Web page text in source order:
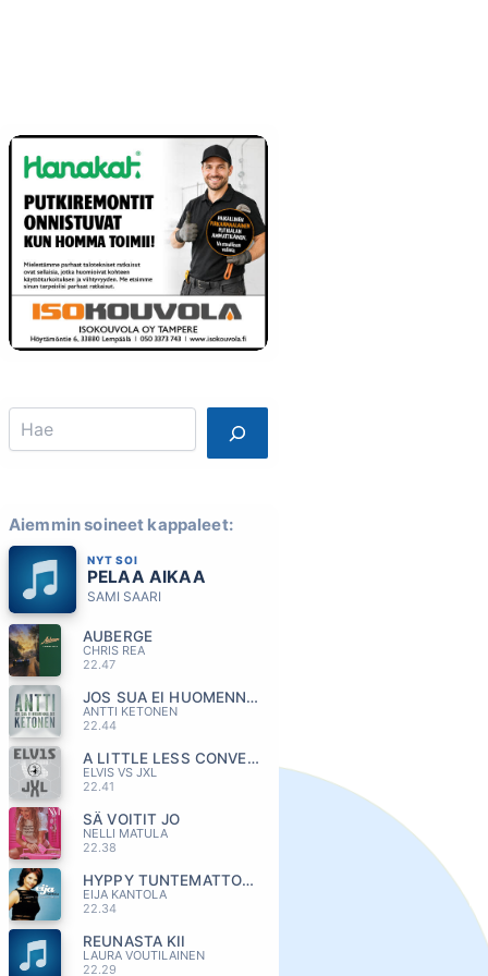
Search
Aiemmin soineet kappaleet:
NYT SOI
PELAA AIKAA
SAMI SAARI
AUBERGE
CHRIS REA
22.47
JOS SUA EI HUOMENNA OIS
ANTTI KETONEN
22.44
A LITTLE LESS CONVERSATION
ELVIS VS JXL
22.41
SÄ VOITIT JO
NELLI MATULA
22.38
HYPPY TUNTEMATTOMAAN
EIJA KANTOLA
22.34
REUNASTA KII
LAURA VOUTILAINEN
22.29